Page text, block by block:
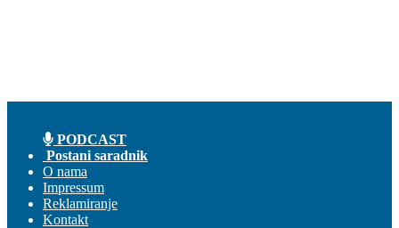
PODCAST
Postani saradnik
O nama
Impressum
Reklamiranje
Kontakt